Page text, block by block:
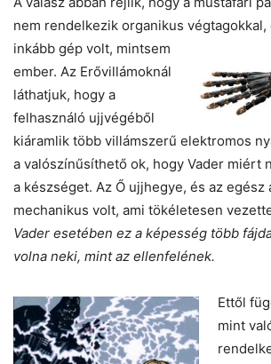
nem rendelkezik organikus végtagokkal,
inkább gép volt, mintsem
ember. Az Erővillámoknál
láthatjuk, hogy a
felhasználó ujjvégéből
kiáramlik több villámszerű elektromos
a valószínűsíthető ok, hogy Vader miért
a készséget. Az Ő ujjhegye, és az egész
mechanikus volt, ami tökéletesen
Vader esetében ez a képesség több
volna neki, mint az ellenfelének.
Ettől
mint